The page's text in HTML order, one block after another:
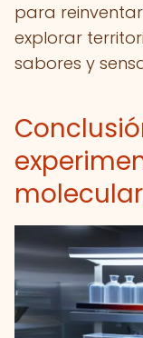
para
explorar
sabores y
molecular